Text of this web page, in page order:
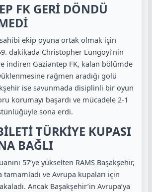
FK GERİ DÖNDÜ
ekip oyuna ortak olmak için
dakikada Christopher Lungoyi’nin
indiren Gaziantep FK, kalan bölümde
rağmen aradığı golü
ise savunmada disiplinli bir oyun
korumayı başardı ve mücadele 2-1
sona erdi.
TÜRKİYE KUPASI
BAĞLI
57’ye yükselten RAMS Başakşehir,
tamamladı ve Avrupa kupaları için
Ancak Başakşehir’in Avrupa’ya